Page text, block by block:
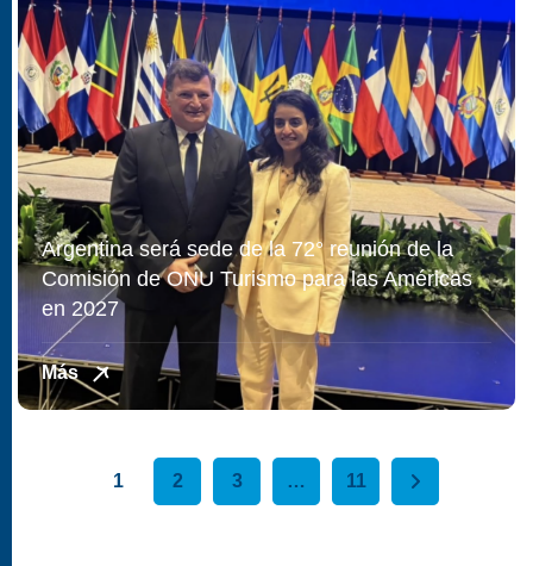
Argentina será sede de la 72° reunión de la
Comisión de ONU Turismo para las Américas
en 2027
Más
1 2 3 … 11